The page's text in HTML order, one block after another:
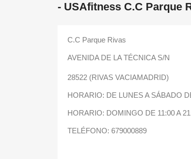
- USAfitness C.C Parque
C.C Parque Rivas
AVENIDA DE LA TÉCNICA S/N
28522 (RIVAS VACIAMADRID)
HORARIO: DE LUNES A
HORARIO: DOMINGO DE 11:00
TELÉFONO: 679000889